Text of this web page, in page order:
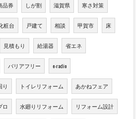
品券 しが割 滋賀県 寒さ対策
粧台 戸建て 相談 甲賀市 床
見積もり 給湯器 省エネ
バリアフリー e-radio
り トイレリフォーム あかねフェア
ロ 水廻りリフォーム リフォーム設計